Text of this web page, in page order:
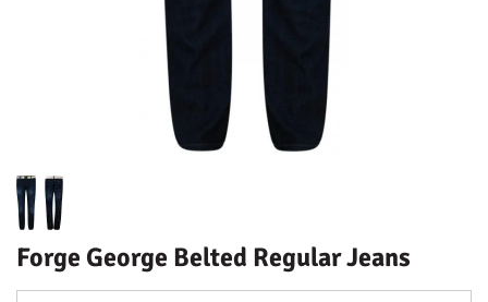
Forge George Belted Regular Jeans